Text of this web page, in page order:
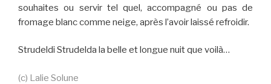
souhaites ou servir tel quel, accompagné ou pas de
fromage blanc comme neige, après l’avoir laissé refroidir.
Strudeldi Strudelda la belle et longue nuit que voilà…
(c) Lalie Solune